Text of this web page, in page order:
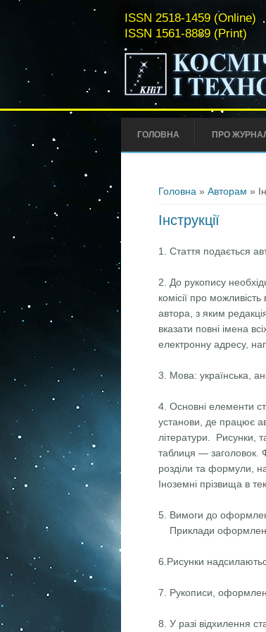
ISSN 2518-1459 (Online)
ISSN 1561-8889 (Print)
ГОЛОВНА ПРО
Головна» Авторам »
Інструкції
1. Стаття подається
2. До рукопису
комiсiї про
автора, з яким
вказати повнi iмена
електронну адресу,
3. Мова: українська,
4. Основнi елементи
установи, де працює
лiтератури. Рисунки,
таблиця — заголовок.
роздiли та формули,
Іноземні прізвища в
5. Вимоги до
Приклади
6.Рисунки
7. Рукописи,
8. У разі відхилення